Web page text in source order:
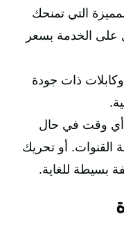
التي تمنحك
على الخدمة بسعر
ذات جودة
أي وقت في حال
أو تحريك
بسيطة للغاية.